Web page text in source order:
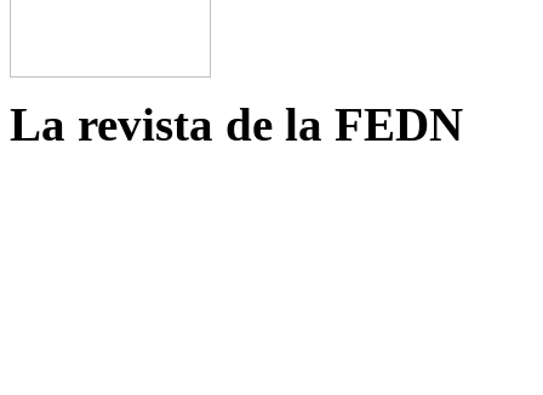
La revista de la FEDN